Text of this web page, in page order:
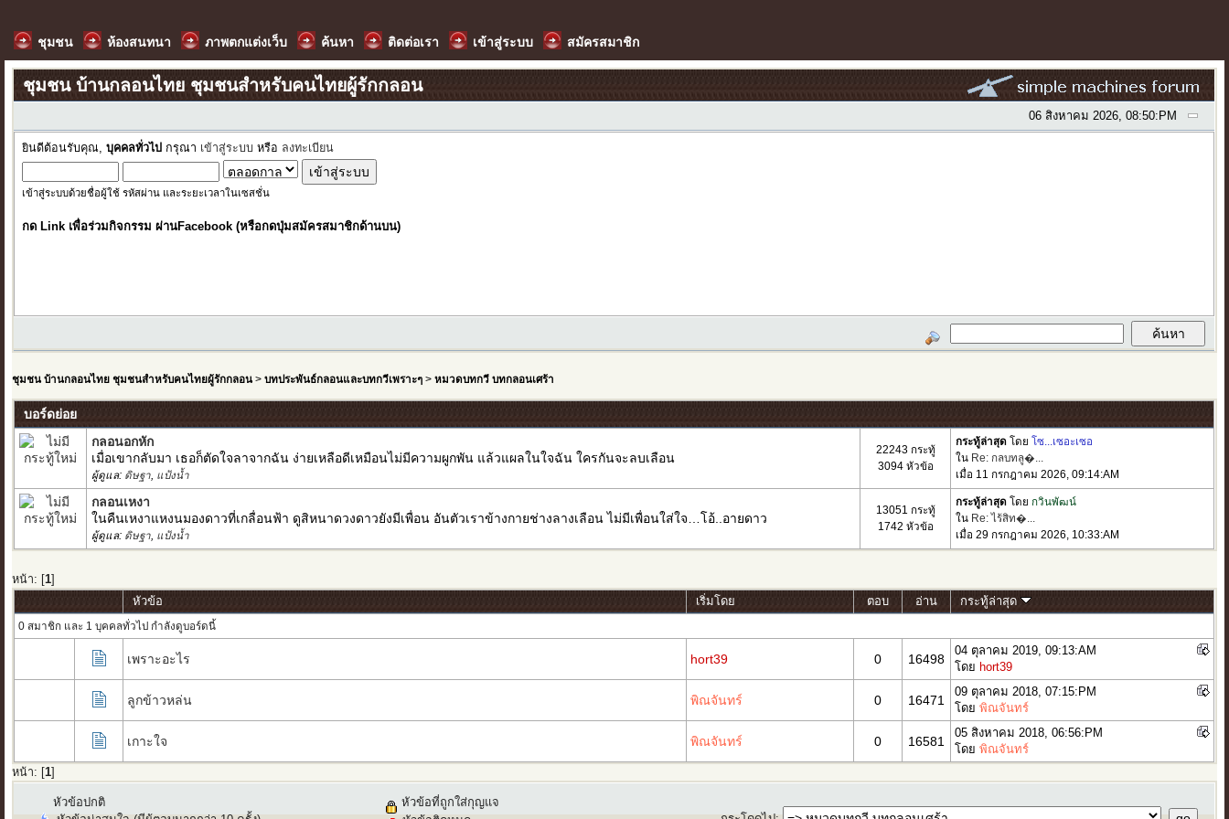
ชุมชน ห้องสนทนา ภาพตกแต่งเว็บ ค้นหา ติดต่อเรา เข้าสู่ระบบ สมัครสมาชิก
ชุมชน บ้านกลอนไทย ชุมชนสำหรับคนไทยผู้รักกลอน
06 สิงหาคม 2026, 08:50:PM
ยินดีต้อนรับคุณ,บุคคลทั่วไป กรุณา เข้าสู่ระบบ หรือ ลงทะเบียน
เข้าสู่ระบบด้วยชื่อผู้ใช้ รหัสผ่าน และระยะเวลาในเซสชั่น
กด Link เพื่อร่วมกิจกรรม ผ่านFacebook (หรือกดปุ่มสมัครสมาชิกด้านบน)
ชุมชน บ้านกลอนไทย ชุมชนสำหรับคนไทยผู้รักกลอน >บทประพันธ์กลอนและบทกวีเพราะๆ >หมวดบทกวี บทกลอนเศร้า
บอร์ดย่อย
กลอนอกหัก
เมื่อเขากลับมา เธอก็ตัดใจลาจากฉัน ง่ายเหลือดีเหมือนไม่มีความผูกพัน แล้วแผลในใจฉัน ใครกันจะลบเลือน
ผู้ดูแล: ดิษฐา แป้งน้ำ
22243 กระทู้
3094 หัวข้อ
กระทู้ล่าสุด โดยโซ...เซอะเซอ
ใน Re: กลบทลู�...
เมื่อ 11 กรกฎาคม 2026, 09:14:AM
กลอนเหงา
ในคืนเหงาแหงนมองดาวที่เกลื่อนฟ้า ดูสิหนาดวงดาวยังมีเพื่อน อันตัวเราข้างกายช่างลางเลือน ไม่มีเพื่อนใส่ใจ…โอ้..อายดาว
ผู้ดูแล: ดิษฐา แป้งน้ำ
13051 กระทู้
1742 หัวข้อ
กระทู้ล่าสุด โดย กวินพัฒน์
ใน Re: ไร้สิท�...
เมื่อ 29 กรกฎาคม 2026, 10:33:AM
หน้า: [1
หัวข้อ เริ่มโดย ตอบ อ่าน กระทู้ล่าสุด
0 สมาชิก และ 1 บุคคลทั่วไป กำลังดูบอร์ดนี้
เพราะอะไร hort39 0 16498
04 ตุลาคม 2019, 09:13:AM
โดย hort39
ลูกข้าวหล่น พิณจันทร์ 0 16471
09 ตุลาคม 2018, 07:15:PM
โดยพิณจันทร์
เกาะใจ พิณจันทร์ 0 16581
05 สิงหาคม 2018, 06:56:PM
โดยพิณจันทร์
หน้า: [1
หัวข้อปกติ
หัวข้อที่ถูกใส่กุญแจ